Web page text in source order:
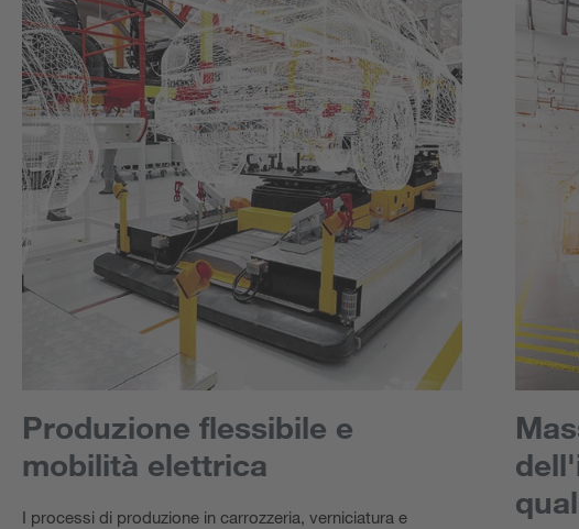
Produzione flessibile e
mobilità elettrica
I processi di produzione in carrozzeria, verniciatura e